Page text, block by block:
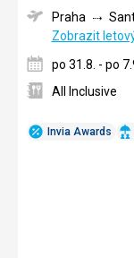
Invia Awards
Praha
Zobrazit
po 31.8. - po
All Inclusive